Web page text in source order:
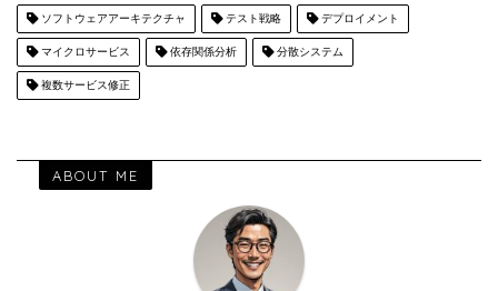
ソフトウェアアーキテクチャ テスト戦略 デプロイメント
マイクロサービス 依存関係分析 分散システム
複数サービス修正
ABOUT ME